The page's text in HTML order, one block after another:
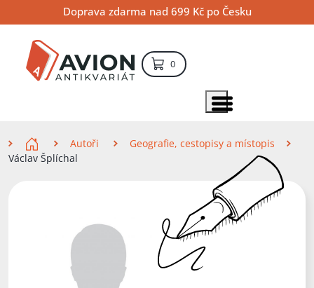
na
obsah
na
navigaci
na
vyhledávání
Doprava zdarma nad 699 Kč po Česku
0položek – košík
Zobrazit položky menu
Autoři
Geografie, cestopisy a místopis
Václav Šplíchal